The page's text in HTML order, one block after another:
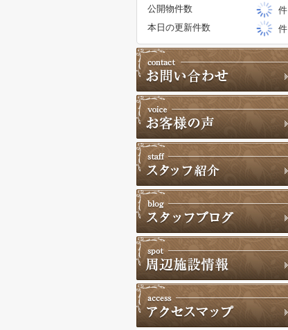
公開物件数
件
本日の更新件数
件